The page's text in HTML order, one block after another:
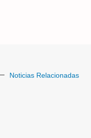
Noticias Relacionadas